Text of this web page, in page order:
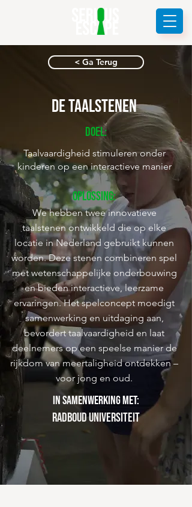
< Ga Terug
De Taalstenen
Doel:
Taalvaardigheid stimuleren onder
kinderen op een interactieve manier
Oplossing:
We hebben twee innovatieve
taalstenen ontwikkeld die op elke
locatie in Nederland gebruikt kunnen
worden. Deze stenen combineren spel
met wetenschappelijke onderbouwing
en bieden interactieve, leerzame
ervaringen. Het spelconcept moedigt
samenwerking en uitdaging aan,
bevordert taalvaardigheid en laat
deelnemers op een speelse manier de
rijkdom van meertaligheid ontdekken –
voor jong en oud.
In samenwerking met:
Radboud Universiteit